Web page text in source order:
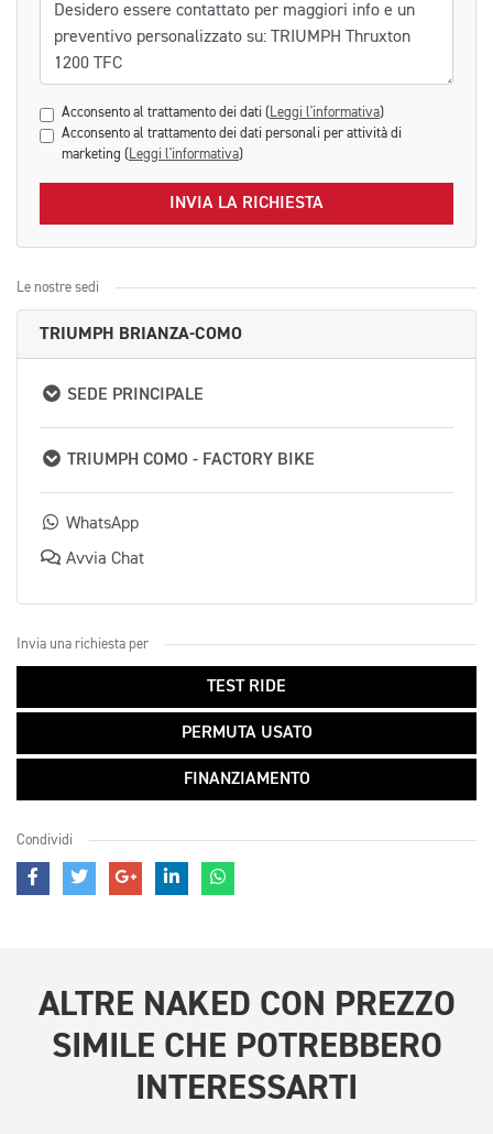
Acconsento al trattamento dei dati ( Leggi l'informativa)
Acconsento al trattamento dei dati personali per attività di
marketing ( Leggi l'informativa)
INVIA LA RICHIESTA
Le nostre sedi
TRIUMPH BRIANZA-COMO
SEDE PRINCIPALE
TRIUMPH COMO - FACTORY BIKE
WhatsApp
Avvia Chat
Invia una richiesta per
TEST RIDE
PERMUTA USATO
FINANZIAMENTO
Condividi
ALTRE NAKED CON PREZZO
SIMILE CHE POTREBBERO
INTERESSARTI